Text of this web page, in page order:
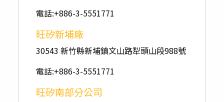
電話:+886-3-5551771
旺矽新埔廠
30543 新竹縣新埔鎮文山路犁頭山段988號
電話:+886-3-5551771
旺矽南部分公司